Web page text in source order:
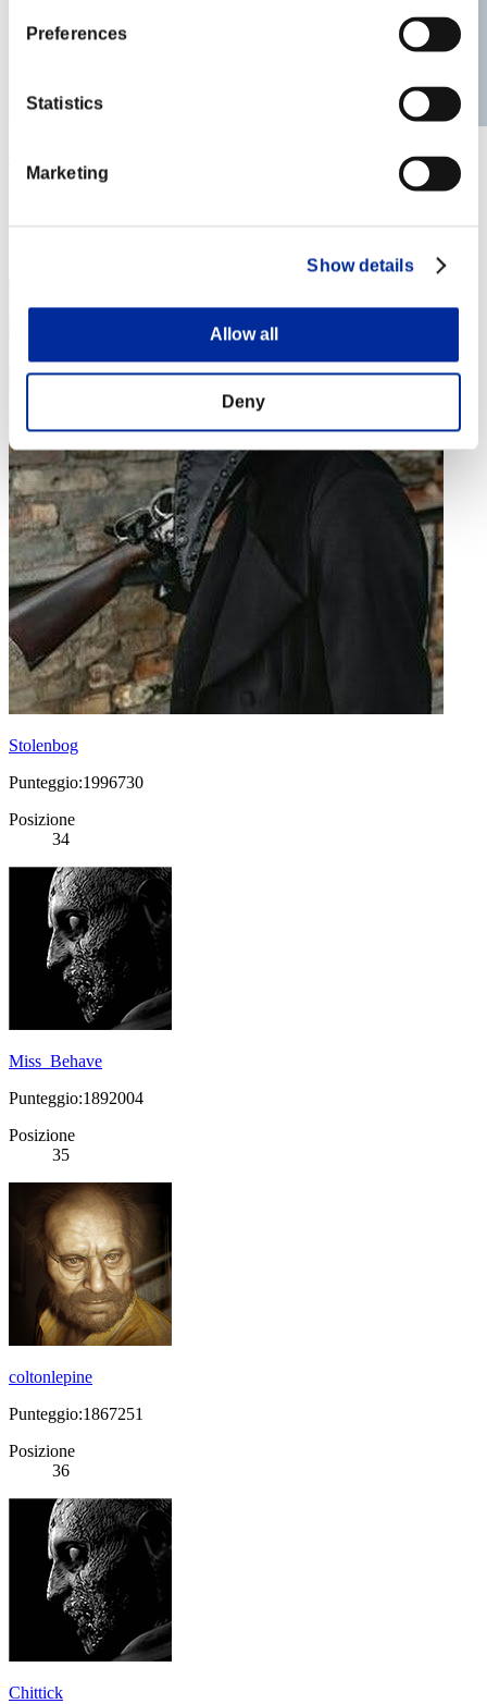
Preferences
Statistics
Marketing
Show details
Allow all
Deny
Posizione
Stolenbog
Punteggio:1996730
Posizione
34
Miss_Behave
Punteggio:1892004
Posizione
35
coltonlepine
Punteggio:1867251
Posizione
36
Chittick